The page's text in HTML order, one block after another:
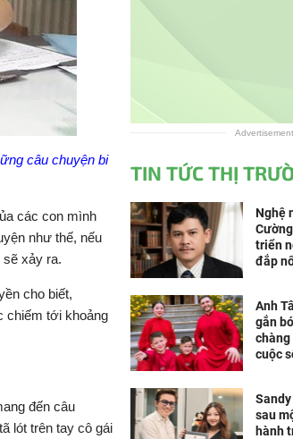
câu chuyện bi
các con mình
như thế, nếu
sẽ xảy ra.
cho biết,
chiếm tới khoảng
đến câu
lót trên tay cô gái
Advertisement
TIN TỨC THỊ
Nghệ
triển
đắp
Anh
gắn
cuộc
sau
hành